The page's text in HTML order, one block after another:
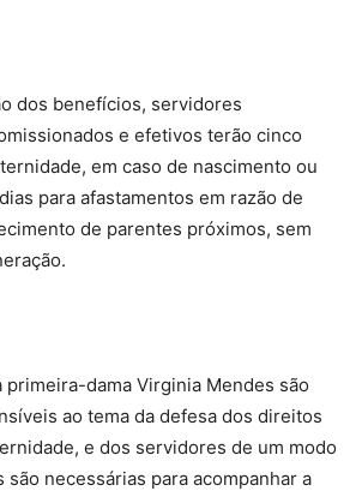
dos benefícios, servidores
e efetivos terão cinco
em caso de nascimento ou
para afastamentos em razão de
de parentes próximos, sem
primeira-dama Virginia Mendes são
ao tema da defesa dos direitos
e dos servidores de um modo
são necessárias para acompanhar a